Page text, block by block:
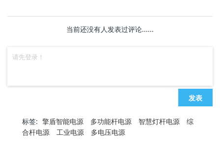
当前还没有人发表过评论......
发表
标签: 擎盾智能电源 多功能杆电源 智慧灯杆电源
综
合杆电源
工业电源 多电压电源